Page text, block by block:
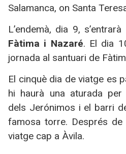
Salamanca, on Santa
L’endemà, dia 9,
Fàtima i Nazaré. El dia
jornada al santuari de
El cinquè dia de viatge es
hi haurà una aturada
dels Jerónimos i el barri
famosa torre. Després
viatge cap a Àvila.